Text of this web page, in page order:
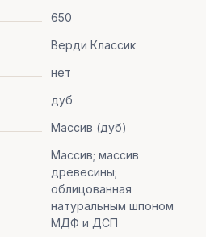
650
Верди Классик
нет
дуб
Массив (дуб)
Массив; массив
древесины;
облицованная
натуральным шпоном
МДФ и ДСП